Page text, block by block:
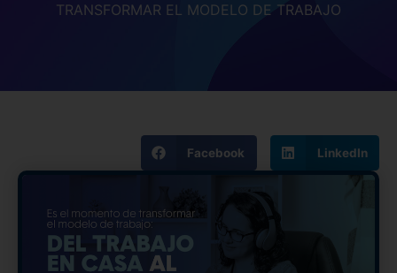
TRANSFORMAR EL MODELO DE TRABAJO
Facebook LinkedIn